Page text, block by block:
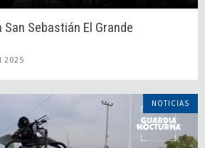
Sebastián El Grande
2025
NOTICIAS